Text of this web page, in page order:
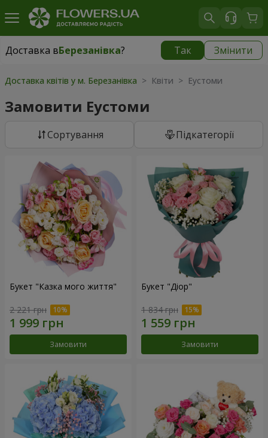
Доставка вБерезанівка? Так Змінити
Доставка вБерезанівка| безкоштовно
Доставка квітів у м. Березанівка > Квіти > Еустоми
Замовити Еустоми
Сортування Підкатегорії
Букет "Казка мого життя"
2 221 грн
Замовити
Букет "Діор"
1 834 грн
Замовити